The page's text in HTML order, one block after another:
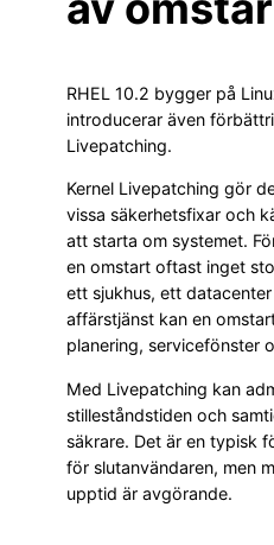
RHEL 10.2 bygger på
introducerar även
Livepatching.
Kernel Livepatching gör
vissa säkerhetsfixar och
att starta om systemet.
en omstart oftast inget
ett sjukhus, ett
affärstjänst kan en
planering, servicefönster
Med Livepatching kan
stilleståndstiden och
säkrare. Det är en typisk
för slutanvändaren, men
upptid är avgörande.